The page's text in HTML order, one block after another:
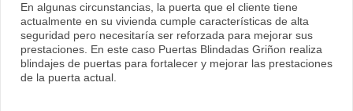
En algunas circunstancias, la puerta que el cliente tiene
actualmente en su vivienda cumple características de alta
seguridad pero necesitaría ser reforzada para mejorar sus
prestaciones. En este caso Puertas Blindadas Griñon realiza
blindajes de puertas para fortalecer y mejorar las prestaciones
de la puerta actual.